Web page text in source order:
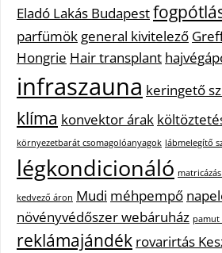
Eladó Lakás Budapest
parfümök general kivitelező
Hongrie Hair transplant
infraszauna keringető
klíma konvektor árak
környezetbarát csomagolóanyagok lábmelegítő
légkondicionáló
kedvező áron Mudi méhpempő
növényvédőszer webáruház pamut
reklámajándék rovarirtás